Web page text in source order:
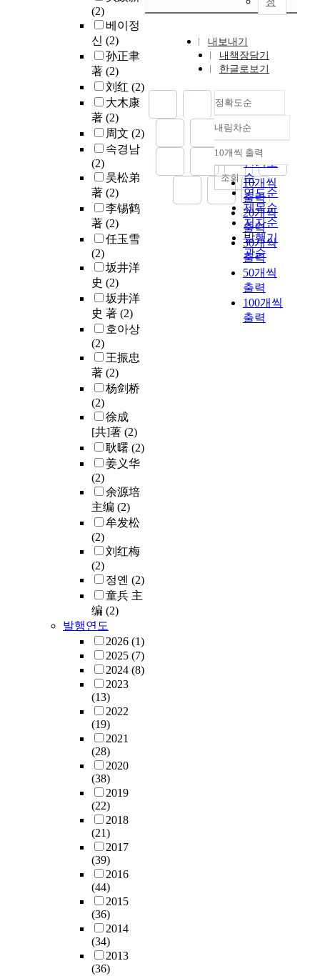
(2)
베이정
신 (2)
孙正聿
著 (2)
刘红 (2)
大木康
著 (2)
周文 (2)
속경남
(2)
吴松弟
著 (2)
李锡鹤
著 (2)
任玉雪
(2)
坂井洋
史 (2)
坂井洋
史 著 (2)
호아상
(2)
王振忠
著 (2)
杨剑桥
(2)
徐成
[共]著 (2)
耿曙 (2)
姜义华
(2)
余源培
主编 (2)
牟发松
(2)
刘红梅
(2)
정옌 (2)
童兵 主
编 (2)
발행연도
2026 (1)
2025 (7)
2024 (8)
2023
(13)
2022
(19)
2021
(28)
2020
(38)
2019
(22)
2018
(21)
2017
(39)
2016
(44)
2015
(36)
2014
(34)
2013
(36)
내보내기
내책장담기
한글로보기
정확도순
정확도
순
인기도
순
연도순
제목순
저자순
발행기
관순
내림차순
내림차순
10개씩 출력
10개씩
출력
20개씩
출력
30개씩
출력
50개씩
출력
100개씩
출력
조회